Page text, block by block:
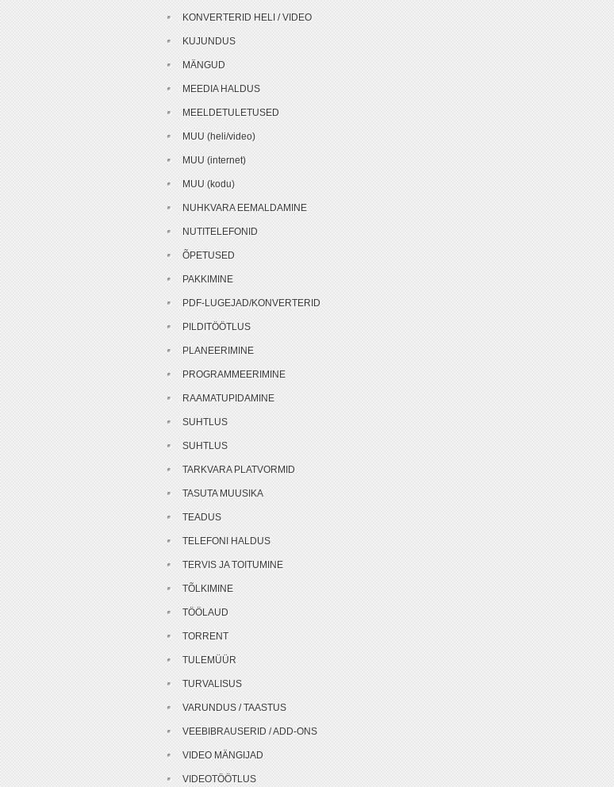
KONVERTERID HELI / VIDEO
KUJUNDUS
MÄNGUD
MEEDIA HALDUS
MEELDETULETUSED
MUU (heli/video)
MUU (internet)
MUU (kodu)
NUHKVARA EEMALDAMINE
NUTITELEFONID
ÕPETUSED
PAKKIMINE
PDF-LUGEJAD/KONVERTERID
PILDITÖÖTLUS
PLANEERIMINE
PROGRAMMEERIMINE
RAAMATUPIDAMINE
SUHTLUS
SUHTLUS
TARKVARA PLATVORMID
TASUTA MUUSIKA
TEADUS
TELEFONI HALDUS
TERVIS JA TOITUMINE
TÕLKIMINE
TÖÖLAUD
TORRENT
TULEMÜÜR
TURVALISUS
VARUNDUS / TAASTUS
VEEBIBRAUSERID / ADD-ONS
VIDEO MÄNGIJAD
VIDEOTÖÖTLUS